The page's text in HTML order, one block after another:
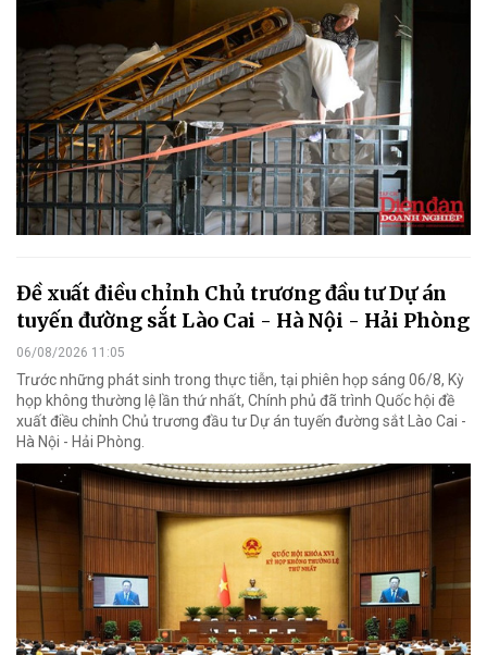
Đề xuất điều chỉnh Chủ trương đầu tư Dự án
tuyến đường sắt Lào Cai - Hà Nội - Hải Phòng
06/08/2026 11:05
Trước những phát sinh trong thực tiễn, tại phiên họp sáng 06/8, Kỳ
họp không thường lệ lần thứ nhất, Chính phủ đã trình Quốc hội đề
xuất điều chỉnh Chủ trương đầu tư Dự án tuyến đường sắt Lào Cai -
Hà Nội - Hải Phòng.